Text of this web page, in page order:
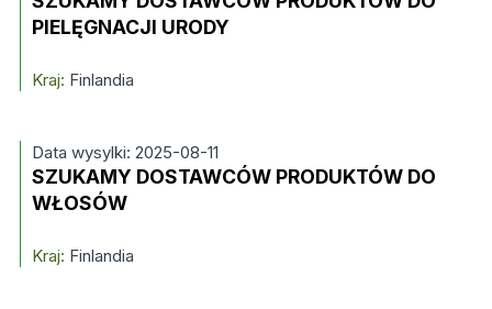
PIELĘGNACJI URODY
Kraj: Finlandia
Data wysylki: 2025-08-11
SZUKAMY DOSTAWCÓW PRODUKTÓW DO
WŁOSÓW
Kraj: Finlandia